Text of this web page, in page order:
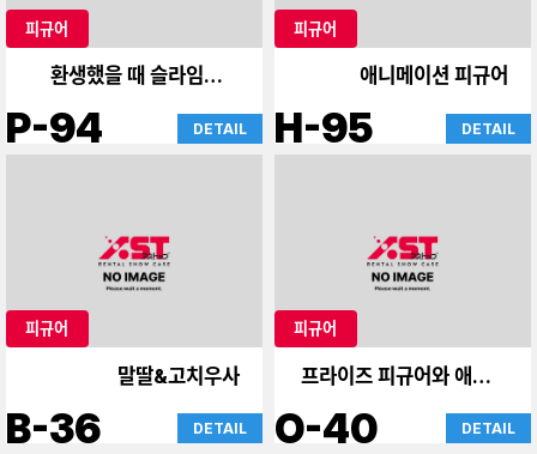
피규어
환생했을 때 슬라임이었
다.
P-94 DETAIL
피규어
애니메이션 피규어
H-95 DETAIL
피규어
말딸&고치우사
B-36 DETAIL
피규어
프라이즈 피규어와 애니메
이션 상품
O-40 DETAIL